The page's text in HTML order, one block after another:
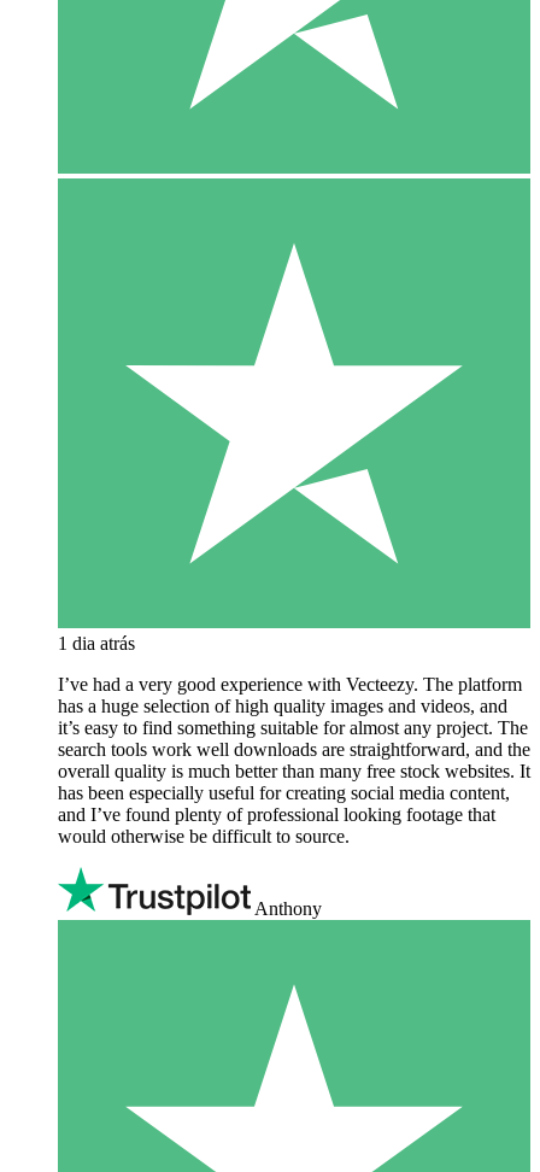
1 dia atrás
I’ve had a very good experience with Vecteezy. The platform
has a huge selection of high quality images and videos, and
it’s easy to find something suitable for almost any project. The
search tools work well downloads are straightforward, and the
overall quality is much better than many free stock websites. It
has been especially useful for creating social media content,
and I’ve found plenty of professional looking footage that
would otherwise be difficult to source.
Anthony